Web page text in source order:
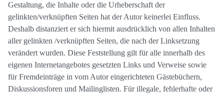
Gestaltung, die Inhalte oder die Urheberschaft der
gelinkten/verknüpften Seiten hat der Autor keinerlei Einfluss.
Deshalb distanziert er sich hiermit ausdrücklich von allen Inhalten
aller gelinkten /verknüpften Seiten, die nach der Linksetzung
verändert wurden. Diese Feststellung gilt für alle innerhalb des
eigenen Internetangebotes gesetzten Links und Verweise sowie
für Fremdeinträge in vom Autor eingerichteten Gästebüchern,
Diskussionsforen und Mailinglisten. Für illegale, fehlerhafte oder